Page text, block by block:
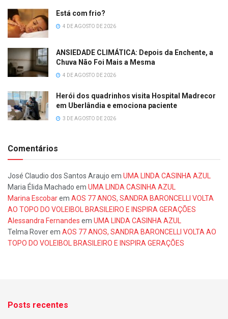
Está com frio?
4 DE AGOSTO DE 2026
ANSIEDADE CLIMÁTICA: Depois da Enchente, a
Chuva Não Foi Mais a Mesma
4 DE AGOSTO DE 2026
Herói dos quadrinhos visita Hospital Madrecor
em Uberlândia e emociona paciente
3 DE AGOSTO DE 2026
Comentários
José Claudio dos Santos Araujo em UMA LINDA CASINHA AZUL
Maria Élida Machado em UMA LINDA CASINHA AZUL
Marina Escobarem AOS 77 ANOS, SANDRA BARONCELLI VOLTA
AO TOPO DO VOLEIBOL BRASILEIRO E INSPIRA GERAÇÕES
Alessandra Fernandes em UMA LINDA CASINHA AZUL
Telma Roverem AOS 77 ANOS, SANDRA BARONCELLI VOLTA AO
TOPO DO VOLEIBOL BRASILEIRO E INSPIRA GERAÇÕES
Posts recentes